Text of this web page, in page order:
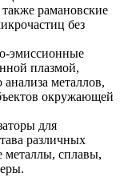
рамановские
без
эмиссионные
плазмой,
металлов,
окружающей
для
различных
металлы, сплавы,